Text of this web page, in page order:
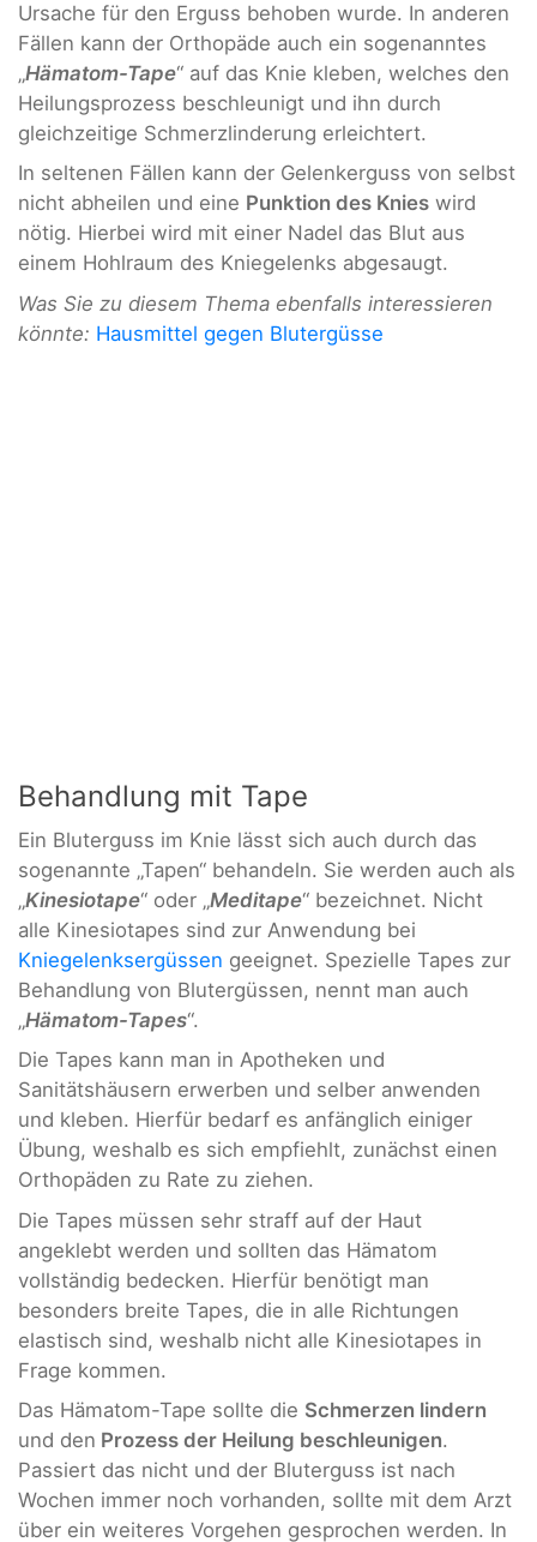
Ursache für den Erguss behoben wurde. In anderen
Fällen kann der Orthopäde auch ein sogenanntes
„Hämatom-Tape“ auf das Knie kleben, welches den
Heilungsprozess beschleunigt und ihn durch
gleichzeitige Schmerzlinderung erleichtert.
In seltenen Fällen kann der Gelenkerguss von selbst
nicht abheilen und eine Punktion des Knies wird
nötig. Hierbei wird mit einer Nadel das Blut aus
einem Hohlraum des Kniegelenks abgesaugt.
Was Sie zu diesem Thema ebenfalls interessieren
könnte: Hausmittel gegen Blutergüsse
Behandlung mit Tape
Ein Bluterguss im Knie lässt sich auch durch das
sogenannte „Tapen“ behandeln. Sie werden auch als
„Kinesiotape“ oder „Meditape“ bezeichnet. Nicht
alle Kinesiotapes sind zur Anwendung bei
Kniegelenksergüssen geeignet. Spezielle Tapes zur
Behandlung von Blutergüssen, nennt man auch
„Hämatom-Tapes“.
Die Tapes kann man in Apotheken und
Sanitätshäusern erwerben und selber anwenden
und kleben. Hierfür bedarf es anfänglich einiger
Übung, weshalb es sich empfiehlt, zunächst einen
Orthopäden zu Rate zu ziehen.
Die Tapes müssen sehr straff auf der Haut
angeklebt werden und sollten das Hämatom
vollständig bedecken. Hierfür benötigt man
besonders breite Tapes, die in alle Richtungen
elastisch sind, weshalb nicht alle Kinesiotapes in
Frage kommen.
Das Hämatom-Tape sollte die Schmerzen lindern
und den Prozess der Heilung beschleunigen.
Passiert das nicht und der Bluterguss ist nach
Wochen immer noch vorhanden, sollte mit dem Arzt
über ein weiteres Vorgehen gesprochen werden. In